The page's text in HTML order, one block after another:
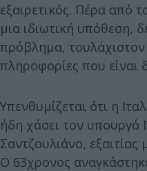
εξαιρετικός. Πέρα από
μια ιδιωτική υπόθεση,
πρόβλημα,
πληροφορίες που είναι
Υπενθυμίζεται ότι η
ήδη χάσει τον υπουργό
Σαντζουλιάνο,
Ο 63χρονος